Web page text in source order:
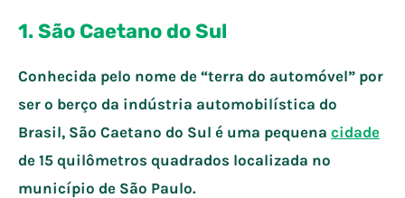
1. São Caetano do Sul
Conhecida pelo nome de “terra do automóvel” por
ser o berço da indústria automobilística do
Brasil, São Caetano do Sul é uma pequena cidade
de 15 quilômetros quadrados localizada no
município de São Paulo.